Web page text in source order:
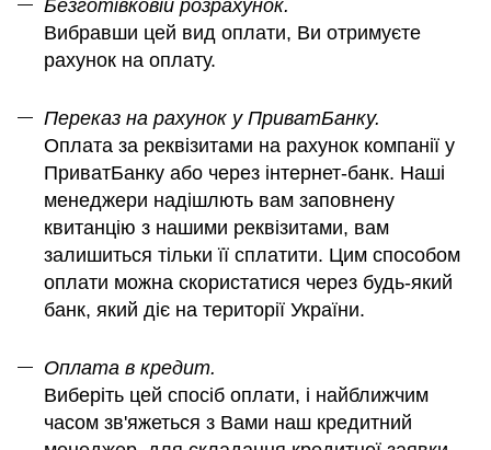
Безготівковій розрахунок.
Вибравши цей вид оплати, Ви отримуєте
рахунок на оплату.
Переказ на рахунок у ПриватБанку.
Оплата за реквізитами на рахунок компанії у
ПриватБанку або через інтернет-банк. Наші
менеджери надішлють вам заповнену
квитанцію з нашими реквізитами, вам
залишиться тільки її сплатити. Цим способом
оплати можна скористатися через будь-який
банк, який діє на території України.
Оплата в кредит.
Виберіть цей спосіб оплати, і найближчим
часом зв'яжеться з Вами наш кредитний